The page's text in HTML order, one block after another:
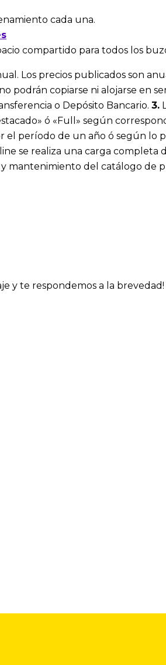
cada una.
compartido para todos los
Los precios publicados son
podrán copiarse ni alojarse en
o Depósito Bancario. 3.
ó «Full» según
el período de un año ó según
se realiza una carga
mantenimiento del catálogo de
y te respondemos a la brevedad!